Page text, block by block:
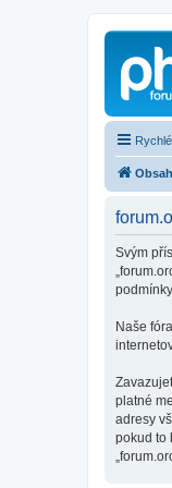
Svým
Naše
platné
adresy
pokud to